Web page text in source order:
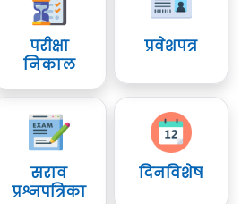
परीक्षा
निकाल
प्रवेशपत्र
सराव
प्रश्नपत्रिका
दिनविशेष